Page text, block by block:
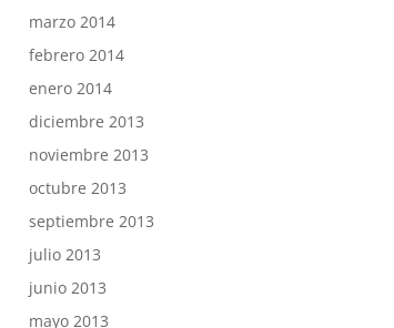
marzo 2014
febrero 2014
enero 2014
diciembre 2013
noviembre 2013
octubre 2013
septiembre 2013
julio 2013
junio 2013
mayo 2013